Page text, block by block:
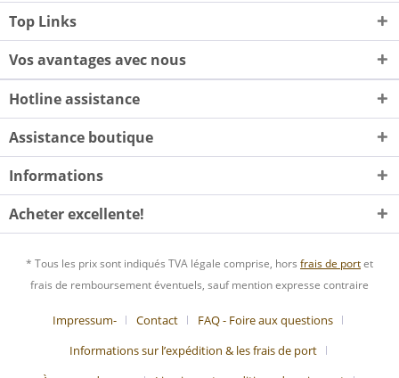
Top Links
Vos avantages avec nous
Hotline assistance
Assistance boutique
Informations
Acheter excellente!
* Tous les prix sont indiqués TVA légale comprise, hors frais de portet
frais de remboursement éventuels, sauf mention expresse contraire
Impressum- Contact
FAQ - Foire aux questions
Informations sur l’expédition & les frais de port